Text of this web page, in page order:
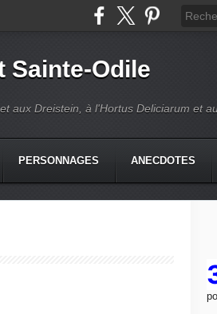
Sainte-Odile
aux Dreistein, à l'Hortus Deliciarum et
PERSONNAGES ANECDOTES